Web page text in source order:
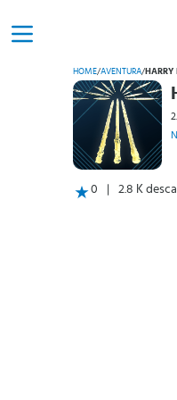
HOME/AVENTURA/
0 2.8 K